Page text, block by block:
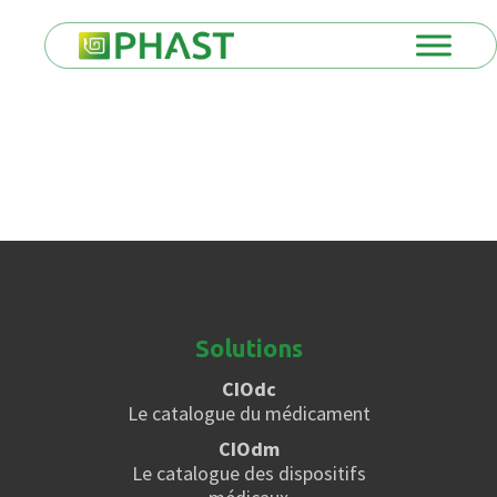
Solutions
CIOdc
Le catalogue du médicament
CIOdm
Le catalogue des dispositifs